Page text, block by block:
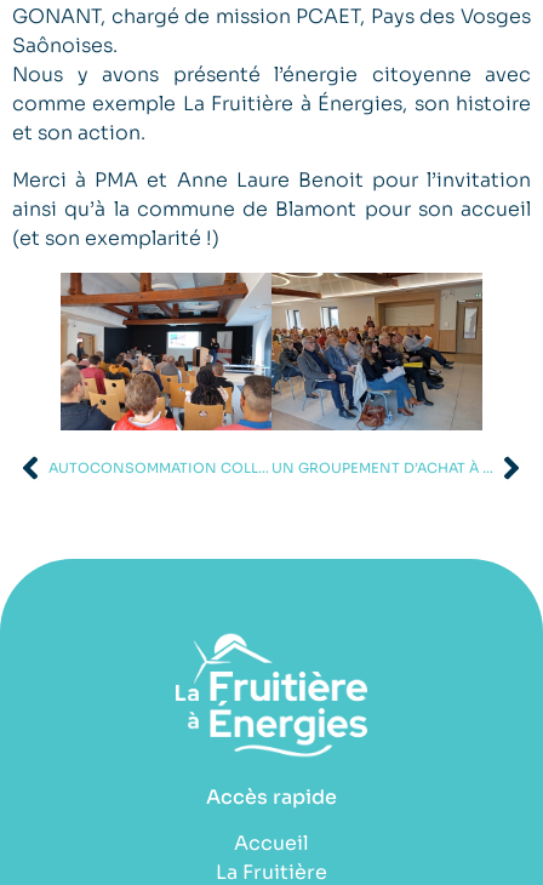
GONANT, chargé de mission PCAET, Pays des Vosges
Saônoises.
Nous y avons présenté l’énergie citoyenne avec
comme exemple La Fruitière à Énergies, son histoire
et son action.
Merci à PMA et Anne Laure Benoit pour l’invitation
ainsi qu’à la commune de Blamont pour son accueil
(et son exemplarité !)
AUTOCONSOMMATION COLLECTIVE À PIREY UN GROUPEMENT D’ACHAT À PIREY (25)
Accès rapide
Accueil
La Fruitière